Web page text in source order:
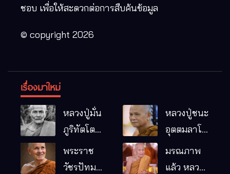
ชอบ เพื่อให้สะดวกต่อการสืบค้นข้อมูล
© copyright 2026
เรื่องมาใหม่
หลวงปู่มั่น
ภูริทัตโต
พระอริยเจ้า
ผู้เป็นบิดา
หลวงปู่ชนะ
อุตตมลาโภ
หมากอื๋อ
พระราช
วัชรปัทม
มรณภาพ
แล้ว หลวง